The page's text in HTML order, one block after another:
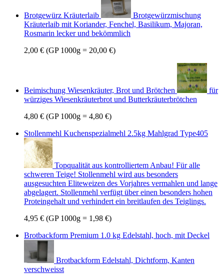
Brotgewürz Kräuterlaib
Brotgewürzmischung
Kräuterlaib mit Koriander, Fenchel, Basilikum, Majoran,
Rosmarin lecker und bekömmlich
2,00 € (GP 1000g = 20,00 €)
Beimischung Wiesenkräuter, Brot und Brötchen
für
würziges Wiesenkräuterbrot und Butterkräuterbrötchen
4,80 € (GP 1000g = 4,80 €)
Stollenmehl Kuchenspezialmehl 2.5kg Mahlgrad Type405
Topqualität aus kontrolliertem Anbau! Für alle
schweren Teige! Stollenmehl wird aus besonders
ausgesuchten Eliteweizen des Vorjahres vermahlen und lange
abgelagert. Stollenmehl verfügt über einen besonders hohen
Proteingehalt und verhindert ein breitlaufen des Teiglings.
4,95 € (GP 1000g = 1,98 €)
Brotbackform Premium 1.0 kg Edelstahl, hoch, mit Deckel
Brotbackform Edelstahl, Dichtform, Kanten
verschweisst